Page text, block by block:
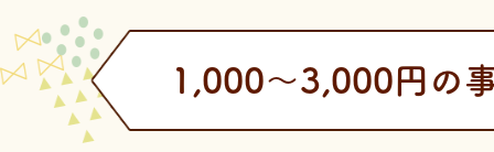
1,000〜3,000円の